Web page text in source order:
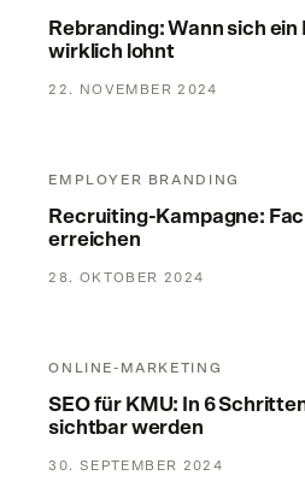
Rebranding: Wann sich
wirklich lohnt
22. NOVEMBER 2024
EMPLOYER BRANDING
Recruiting-Kampagne:
erreichen
28. OKTOBER 2024
ONLINE-MARKETING
SEO für KMU: In 6
sichtbar werden
30. SEPTEMBER 2024